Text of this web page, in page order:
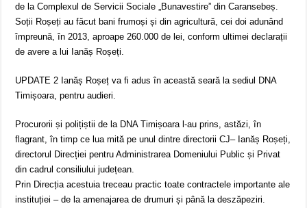
de la Complexul de Servicii Sociale „Bunavestire” din Caransebeș.
Soții Roșeți au făcut bani frumoși și din agricultură, cei doi adunând
împreună, în 2013, aproape 260.000 de lei, conform ultimei declarații
de avere a lui Ianăș Roșeți.
UPDATE 2 Ianăș Roșeț va fi adus în această seară la sediul DNA
Timișoara, pentru audieri.
Procurorii și polițiștii de la DNA Timișoara l-au prins, astăzi, în
flagrant, în timp ce lua mită pe unul dintre directorii CJ– Ianăș Roșeți,
directorul Direcției pentru Administrarea Domeniului Public și Privat
din cadrul consiliului județean.
Prin Direcția acestuia treceau practic toate contractele importante ale
instituției – de la amenajarea de drumuri și până la deszăpeziri.